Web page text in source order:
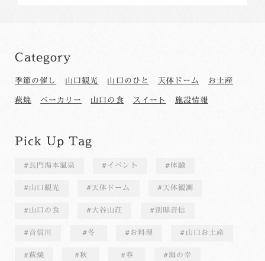
Category
季節の催し 山口観光 山口のひと 天体ドーム
お土産
萩焼
ベーカリー 山口の食 スイート 施設情報
Pick Up Tag
長門湯本温泉 イベント 体験
山口観光 天体ドーム 天体観測
山口の食 大谷山荘 別邸音信
音信川 冬 お料理 山口お土産
萩焼 秋 春 海の幸